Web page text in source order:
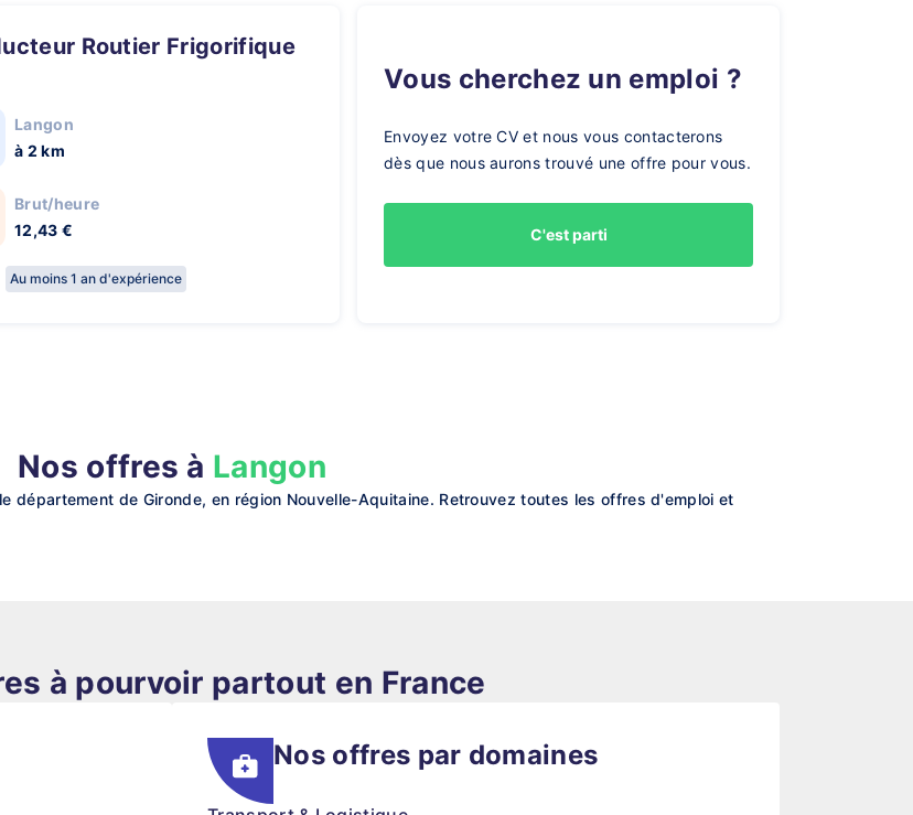
Langon
à 2 km
Brut/heure
12,43 €
Au moins 1 an d'expérience
Vous cherchez un emploi ?
Envoyez votre CV et nous vous contacterons
dès que nous aurons trouvé une offre pour vous.
C'est parti
Nos offres à Langon
département de Gironde, en région Nouvelle-Aquitaine. Retrouvez toutes les offres d'emploi et
à pourvoir partout en France
Nos offres par domaines